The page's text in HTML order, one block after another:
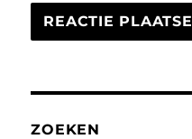
ZOEKEN